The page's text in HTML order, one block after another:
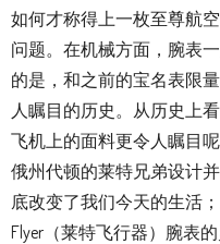
如何才称得上一枚至尊航
问题。在机械方面，腕表
的是，和之前的宝名表限
人瞩目的历史。从历史上
飞机上的面料更令人瞩目
俄州代顿的莱特兄弟设计
底改变了我们今天的生活
Flyer（莱特飞行器）腕表